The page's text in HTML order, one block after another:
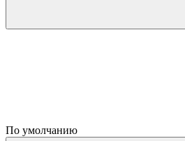
По умолчанию